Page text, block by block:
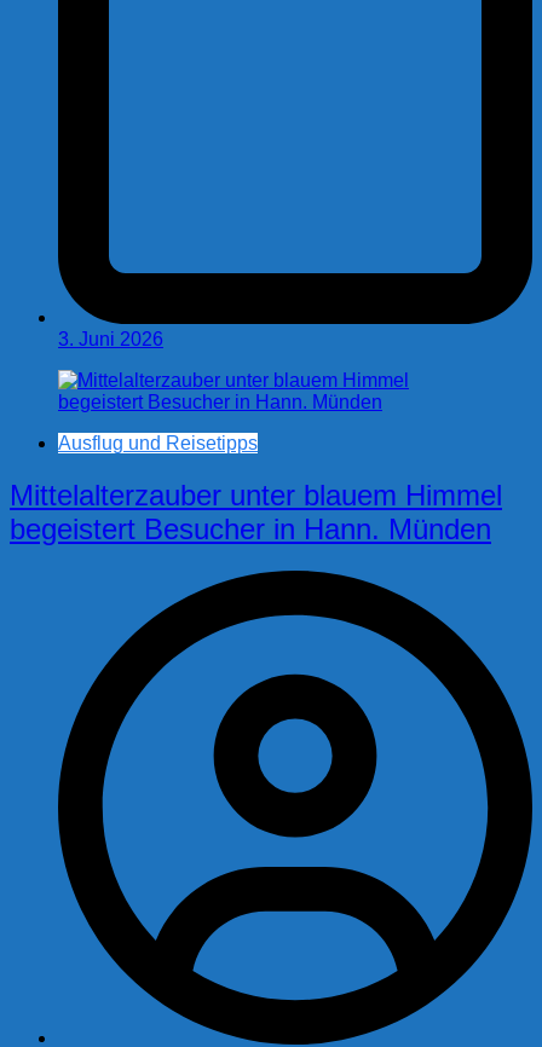
3. Juni 2026
Ausflug und Reisetipps
Mittelalterzauber unter blauem Himmel
begeistert Besucher in Hann. Münden